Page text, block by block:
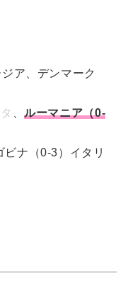
ア、デンマーク
、ルーマニア（0-
ナ（0-3）イタリ